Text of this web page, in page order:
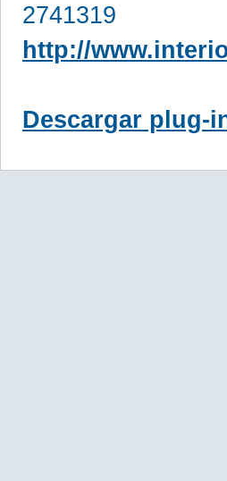
2741319
http://
Descargar plug-